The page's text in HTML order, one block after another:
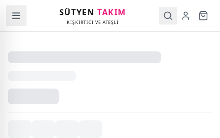
SÜTYENTAKIM
KIŞKIRTICI VE ATEŞLİ